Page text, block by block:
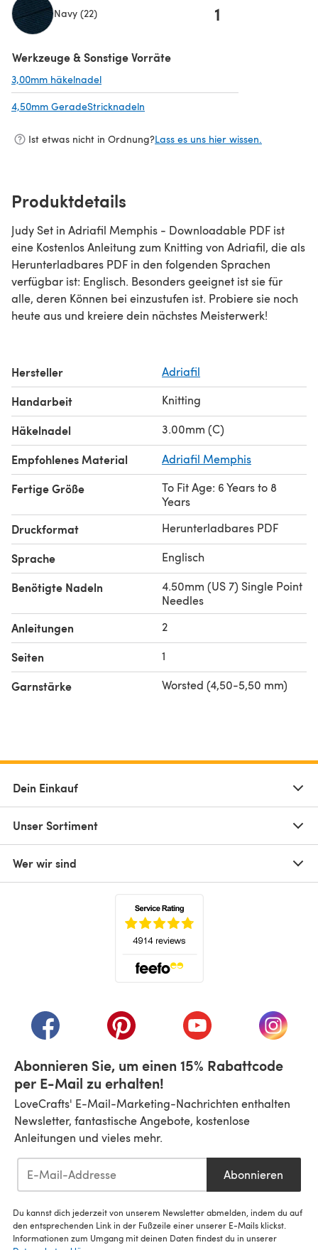
Navy (22) 1
Werkzeuge & Sonstige Vorräte
3,00mm häkelnadel
4,50mm GeradeStricknadeln
Ist etwas nicht in Ordnung?Lass es uns hier wissen.
Produktdetails
Judy Set in Adriafil Memphis - Downloadable PDF ist
eine Kostenlos Anleitung zum Knitting von Adriafil, die als
Herunterladbares PDF in den folgenden Sprachen
verfügbar ist: Englisch. Besonders geeignet ist sie für
alle, deren Können bei einzustufen ist. Probiere sie noch
heute aus und kreiere dein nächstes Meisterwerk!
Hersteller Adriafil
Handarbeit Knitting
Häkelnadel 3.00mm (C)
Empfohlenes Material Adriafil Memphis
Fertige Größe
To Fit Age: 6 Years to 8
Years
Druckformat Herunterladbares PDF
Sprache Englisch
Benötigte Nadeln
4.50mm (US 7) Single Point
Needles
Anleitungen 2
Seiten 1
Garnstärke Worsted (4,50-5,50 mm)
Dein Einkauf
Unser Sortiment
Wer wir sind
(öffnet sich in einem neuen Tab)
(öffnet sich in einem neuen Tab)
(öffnet sich in einem
(öffnet
Abonnieren Sie, um einen 15% Rabattcode
per E-Mail zu erhalten!
LoveCrafts' E-Mail-Marketing-Nachrichten enthalten
Newsletter, fantastische Angebote, kostenlose
Anleitungen und vieles mehr.
Abonnieren
Du kannst dich jederzeit von unserem Newsletter abmelden, indem du auf
den entsprechenden Link in der Fußzeile einer unserer E-Mails klickst.
Informationen zum Umgang mit deinen Daten findest du in unserer